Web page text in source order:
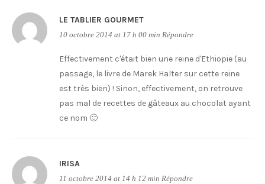
LE TABLIER GOURMET
10 octobre 2014 at 17 h 00 min Répondre
Effectivement c'était bien une reine d'Ethiopie (au
passage, le livre de Marek Halter sur cette reine
est très bien) ! Sinon, effectivement, on retrouve
pas mal de recettes de gâteaux au chocolat ayant
ce nom 🙂
IRISA
11 octobre 2014 at 14 h 12 min Répondre